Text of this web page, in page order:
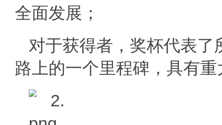
全面发展；
对于获得者，奖杯代表
路上的一个里程碑，具有